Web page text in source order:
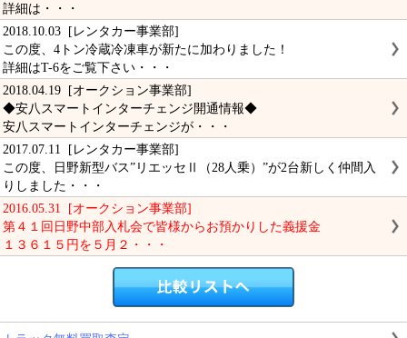
詳細は・・・
2018.10.03 [レンタカー事業部]
この度、4トン冷蔵冷凍車が新たに加わりました！
詳細はT-6をご覧下さい・・・
2018.04.19 [オークション事業部]
◆安八スマートインターチェンジ開通情報◆
安八スマートインターチェンジが・・・
2017.07.11 [レンタカー事業部]
この度、日野新型バス”リエッセⅡ（28人乗）”が2台新しく仲間入
りしました・・・
2016.05.31 [オークション事業部]
第４１回日野中部入札会で皆様からお預かりした義援金
１３６１５円を５月２・・・